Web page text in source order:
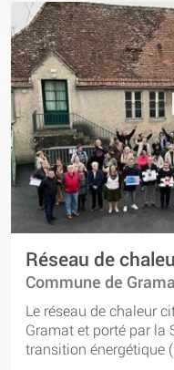
Réseau de
Commune de
Le réseau de chaleur
Gramat et porté par la
transition énergétique